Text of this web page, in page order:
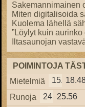
Sakemannimainen
Miten digitalisoida
Kuolema lähellä
”Löylyt kuin
Iltasaunojan
POIMINTOJA
Mietelmiä
15.57
Runoja
24.3825.56